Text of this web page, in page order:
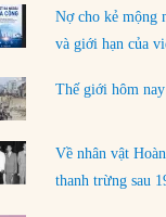
tròn thân cận của mình
29/07/2026
Chiến dịch ‘siêu cường
Ukraine xoay chuyển cục
LOAD
Nợ cho kẻ mộng
và giới hạn của
Thế giới hôm
Về nhân vật
thanh trừng sau